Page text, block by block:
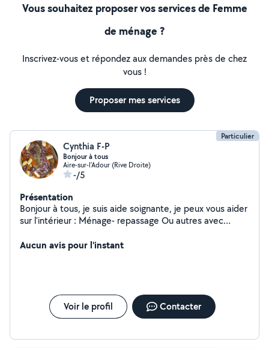
Vous souhaitez proposer vos services de Femme
de ménage ?
Inscrivez-vous et répondez aux demandes près de chez
vous !
Proposer mes services
Particulier
Cynthia F-P
Bonjour à tous
Aire-sur-l'Adour (Rive Droite)
-/5
Présentation
Bonjour à tous, je suis aide soignante, je peux vous aider
sur l'intérieur : Ménage- repassage Ou autres avec
Aucun avis pour l'instant
Voir le profil Contacter